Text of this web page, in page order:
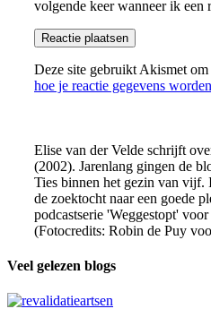
volgende keer wanneer ik een
Deze site gebruikt Akismet
hoe je reactie gegevens
Elise van der Velde schrijft
(2002). Jarenlang gingen de
Ties binnen het gezin van vijf.
de zoektocht naar een goede
podcastserie 'Weggestopt'
(Fotocredits: Robin de Puy
Veel gelezen blogs